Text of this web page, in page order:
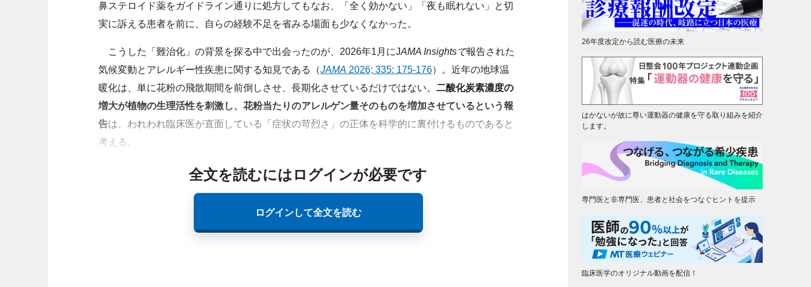
鼻ステロイド薬をガイドライン通りに処方してもなお、「全く効かない」「夜も眠れない」と切
実に訴える患者を前に、自らの経験不足を省みる場面も少なくなかった。
こうした「難治化」の背景を探る中で出会ったのが、2026年1月にJAMA Insightsで報告された
気候変動とアレルギー性疾患に関する知見である（JAMA 2026; 335: 175-176）。近年の地球温
暖化は、単に花粉の飛散期間を前倒しさせ、長期化させているだけではない。 二酸化炭素濃度の
増大が植物の生理活性を刺激し、花粉当たりのアレルゲン量そのものを増加させているという報
告は、われわれ臨床医が直面している「症状の苛烈さ」の正体を科学的に裏付けるものであると
考える。
全文を読むにはログインが必要です
ログインして全文を読む
26年度改定から読む医療の未来
はかないが故に尊い運動器の健康を守る取り組みを紹介
します。
専門医と非専門医、患者と社会をつなぐヒントを提示
臨床医学のオリジナル動画を配信！